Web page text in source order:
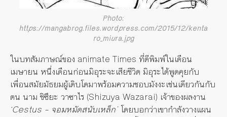
Photo:
https://mangabrog.files.wordpress.com/2015/12/kenta
ro_miura.jpg
ในบทสัมภาษณ์ของ animate Times ที่ตีพิมพ์ในเดือน
เมษายน หนึ่งเดือนก่อนมิอุระจะเสียชีวิต มิอุระได้พูดคุยกับ
เพื่อนสมัยมัธยมผู้เติบโตมาพร้อมความชอบมังงะเช่นเดียวกันกับ
ตน นาม ชิซึยะ วาซาไร (Shizuya Wazarai) เจ้าของผลงาน
‘Cestus – จอมหมัดสนับเหล็ก’โดยบอกว่าเขากำลังวางแผน